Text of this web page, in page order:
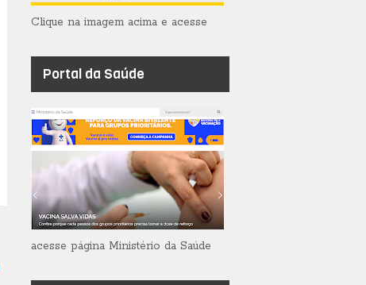
Clique na imagem acima e acesse
Portal da Saúde
acesse página Ministério da Saúde